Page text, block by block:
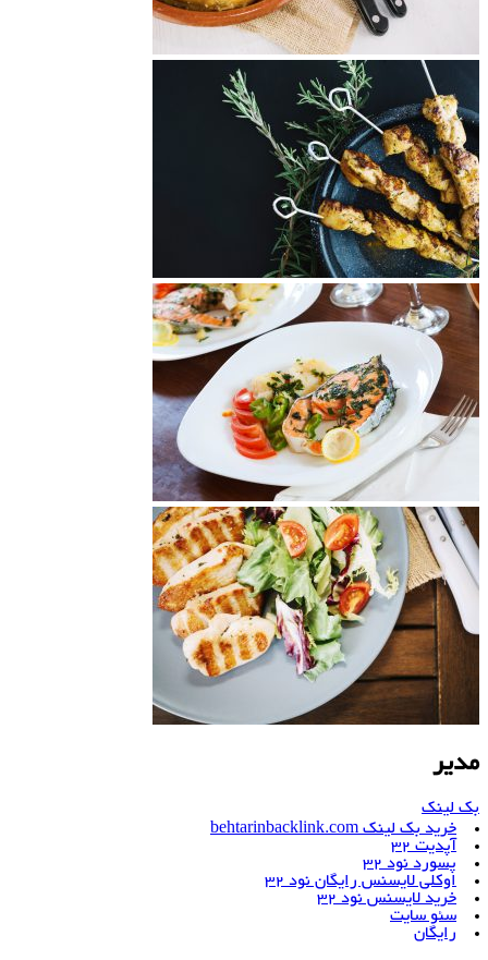
مدیر
بک لینک
خرید بک لینک behtarinbacklink.com
آپدیت 32
پسورد نود 32
اوکلی لایسنس رایگان نود 32
خرید لایسنس نود 32
سئو سایت
رایگان